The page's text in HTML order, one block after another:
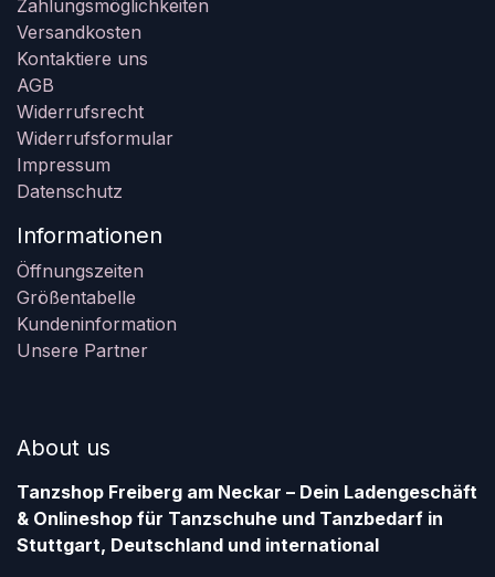
Zahlungsmöglichkeiten
Versandkosten
Kontaktiere uns
AGB
Widerrufsrecht
Widerrufsformular
Impressum
Datenschutz
Informationen
Öffnungszeiten
Größentabelle
Kundeninformation
Unsere Partner
About us
Tanzshop Freiberg am Neckar – Dein Ladengeschäft
& Onlineshop für Tanzschuhe und Tanzbedarf in
Stuttgart, Deutschland und international